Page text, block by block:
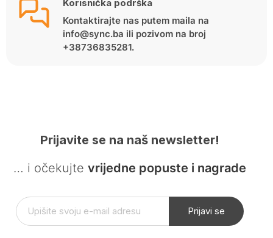
Korisnička podrška
Kontaktirajte nas putem maila na
info@sync.ba ili pozivom na broj
+38736835281.
Prijavite se na naš newsletter!
… i očekujte vrijedne popuste i nagrade
Prijavi se